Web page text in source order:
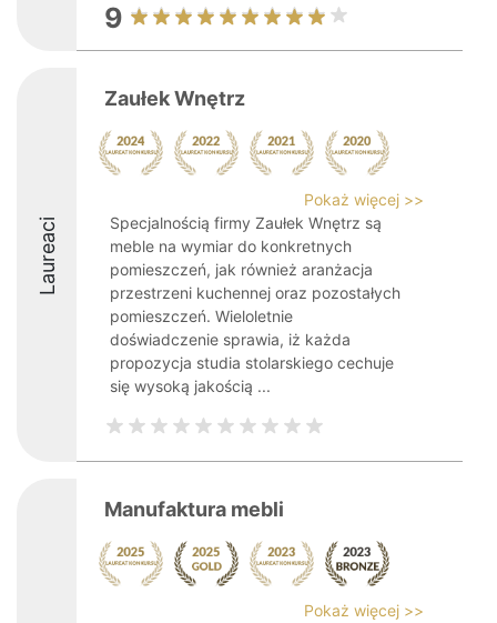
9
Laureaci
Zaułek Wnętrz
Pokaż więcej >>
Specjalnością firmy Zaułek Wnętrz są
meble na wymiar do konkretnych
pomieszczeń, jak również aranżacja
przestrzeni kuchennej oraz pozostałych
pomieszczeń. Wieloletnie
doświadczenie sprawia, iż każda
propozycja studia stolarskiego cechuje
się wysoką jakością ...
Manufaktura mebli
Pokaż więcej >>